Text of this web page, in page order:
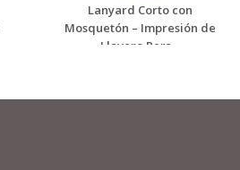
Lanyard Corto con
Mosquetón – Impresión de
Llavero Pers...